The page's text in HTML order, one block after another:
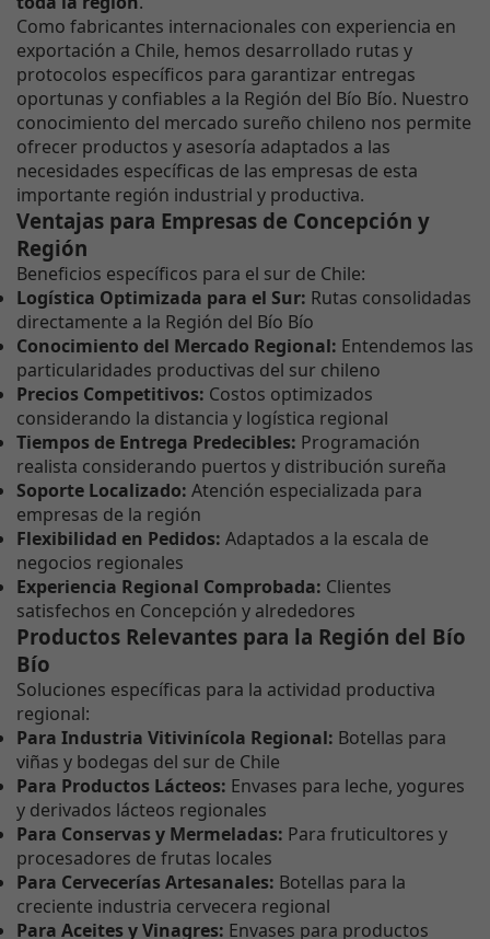
Como fabricantes internacionales con experiencia en
exportación a Chile, hemos desarrollado rutas y
protocolos específicos para garantizar entregas
oportunas y confiables a la Región del Bío Bío. Nuestro
conocimiento del mercado sureño chileno nos permite
ofrecer productos y asesoría adaptados a las
necesidades específicas de las empresas de esta
importante región industrial y productiva.
Ventajas para Empresas de Concepción y
Región
Beneficios específicos para el sur de Chile:
Logística Optimizada para el Sur: Rutas consolidadas
directamente a la Región del Bío Bío
Conocimiento del Mercado Regional: Entendemos las
particularidades productivas del sur chileno
Precios Competitivos: Costos optimizados
considerando la distancia y logística regional
Tiempos de Entrega Predecibles: Programación
realista considerando puertos y distribución sureña
Soporte Localizado: Atención especializada para
empresas de la región
Flexibilidad en Pedidos: Adaptados a la escala de
negocios regionales
Experiencia Regional Comprobada: Clientes
satisfechos en Concepción y alrededores
Productos Relevantes para la Región del Bío
Bío
Soluciones específicas para la actividad productiva
regional:
Para Industria Vitivinícola Regional: Botellas para
viñas y bodegas del sur de Chile
Para Productos Lácteos: Envases para leche, yogures
y derivados lácteos regionales
Para Conservas y Mermeladas: Para fruticultores y
procesadores de frutas locales
Para Cervecerías Artesanales: Botellas para la
creciente industria cervecera regional
Para Aceites y Vinagres: Envases para productos